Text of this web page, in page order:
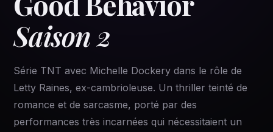
Saison 2
Série TNT avec Michelle Dockery dans le rôle de
Letty Raines, ex-cambrioleuse. Un thriller teinté de
romance et de sarcasme, porté par des
performances très incarnées qui nécessitaient un